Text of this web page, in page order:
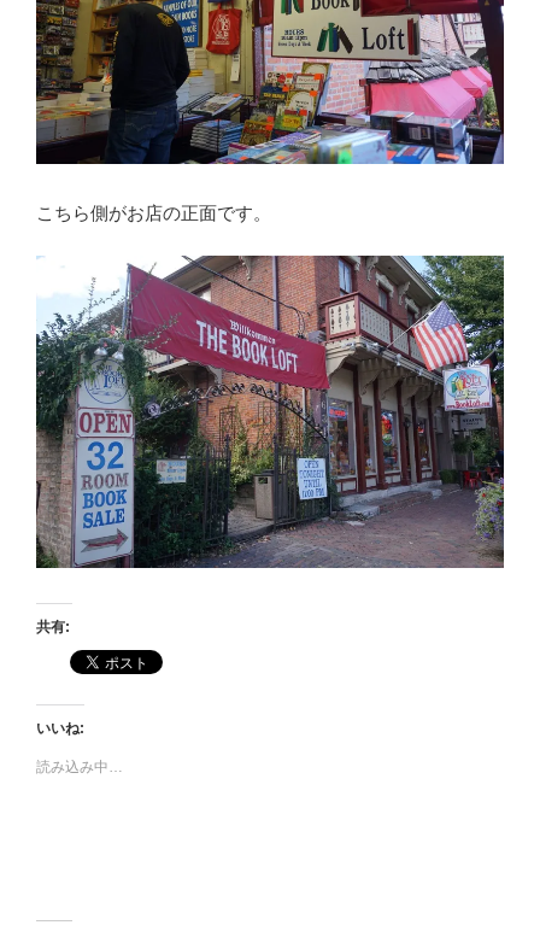
こちら側がお店の正面です。
共有:
いいね:
読み込み中…